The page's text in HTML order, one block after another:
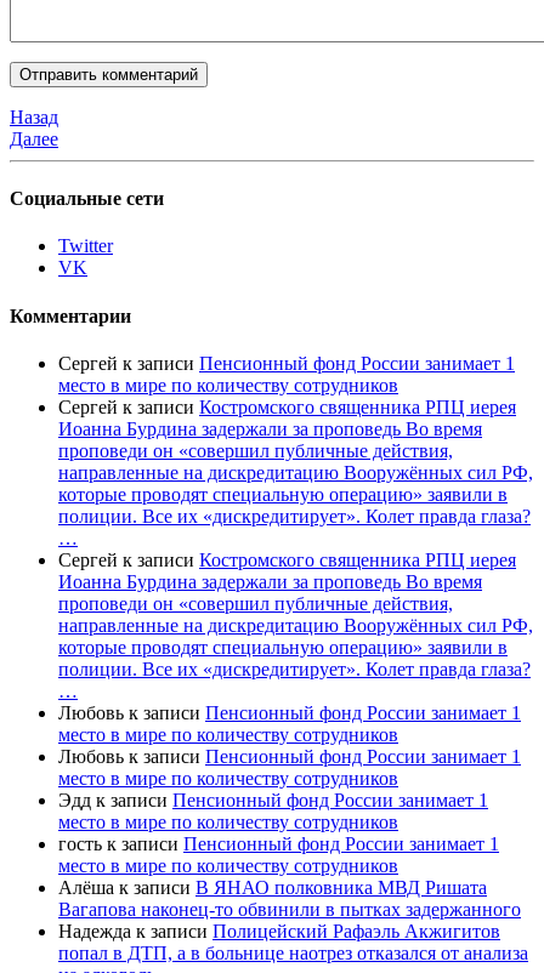
Назад
Далее
Социальные сети
Twitter
VK
Комментарии
Сергей к записи Пенсионный фонд России занимает 1
место в мире по количеству сотрудников
Сергей к записи Костромского священника РПЦ иерея
Иоанна Бурдина задержали за проповедь Во время
проповеди он «совершил публичные действия,
направленные на дискредитацию Вооружённых сил РФ,
которые проводят специальную операцию» заявили в
полиции. Все их «дискредитирует». Колет правда глаза?
…
Сергей к записи Костромского священника РПЦ иерея
Иоанна Бурдина задержали за проповедь Во время
проповеди он «совершил публичные действия,
направленные на дискредитацию Вооружённых сил РФ,
которые проводят специальную операцию» заявили в
полиции. Все их «дискредитирует». Колет правда глаза?
…
Любовь к записи Пенсионный фонд России занимает 1
место в мире по количеству сотрудников
Любовь к записи Пенсионный фонд России занимает 1
место в мире по количеству сотрудников
Эдд к записи Пенсионный фонд России занимает 1
место в мире по количеству сотрудников
гость к записи Пенсионный фонд России занимает 1
место в мире по количеству сотрудников
Алёша к записи В ЯНАО полковника МВД Ришата
Вагапова наконец-то обвинили в пытках задержанного
Надежда к записи Полицейский Рафаэль Акжигитов
попал в ДТП, а в больнице наотрез отказался от анализа